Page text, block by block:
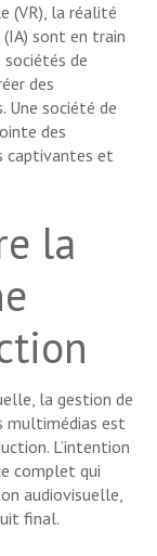
(VR), la réalité
sont en train
sociétés de
des
Une société de
des
captivantes et
la
la gestion de
multimédias est
L’intention
complet qui
audiovisuelle,
final.